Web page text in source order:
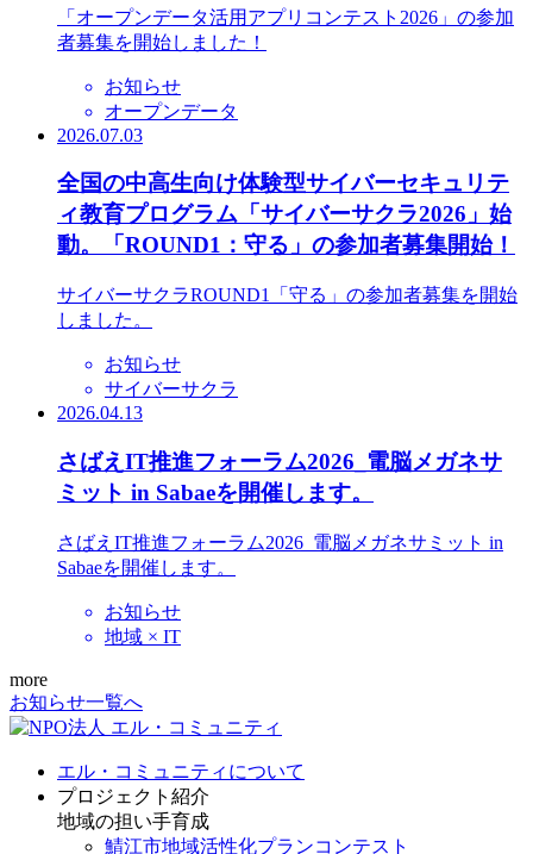
「オープンデータ活用アプリコンテスト2026」の参加
者募集を開始しました！
お知らせ
オープンデータ
2026.07.03
全国の中高生向け体験型サイバーセキュリテ
ィ教育プログラム「サイバーサクラ2026」始
動。「ROUND1：守る」の参加者募集開始！
サイバーサクラROUND1「守る」の参加者募集を開始
しました。
お知らせ
サイバーサクラ
2026.04.13
さばえIT推進フォーラム2026_電脳メガネサ
ミット in Sabaeを開催します。
さばえIT推進フォーラム2026_電脳メガネサミット in
Sabaeを開催します。
お知らせ
地域 × IT
more
お知らせ一覧へ
エル・コミュニティについて
プロジェクト紹介
地域の担い手育成
鯖江市地域活性化プランコンテスト